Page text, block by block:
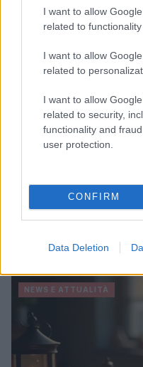
I want to allow
related to
I want to allow
related to
I want to allow
related to security,
functionality and
user protection.
CONFIRM
Data Deletion
NEWS E ATTUALITÀ
tra carburanti, spiagge
NEWS E ATTUALITÀ